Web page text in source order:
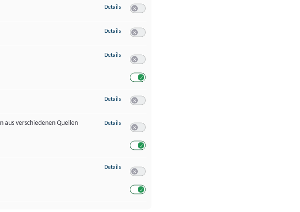
Details zu Erstellung von Profilen für personalisierte Werbung
Details zu Verwendung von Profilen zur Auswahl personalisierter Werbung
Details zu Messung der Werbeleistung
Details zu Messung der Performance von Inhalten
aus verschiedenen Quellen
Details zu Analyse von Zielgruppen durch Statistiken oder Kombinationen von
Details zu Entwicklung und Verbesserung der Angebote